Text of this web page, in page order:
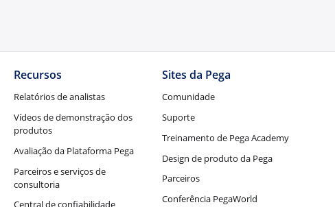
Recursos
Relatórios de analistas
Vídeos de demonstração dos
produtos
Avaliação da Plataforma Pega
Parceiros e serviços de
consultoria
Sites da Pega
Comunidade
Suporte
Treinamento de Pega Academy
Design de produto da Pega
Parceiros
Conferência PegaWorld